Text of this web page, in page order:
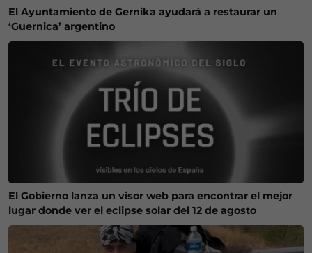
El Ayuntamiento de Gernika ayudará a restaurar un
‘Guernica’ argentino
El Gobierno lanza un visor web para encontrar el mejor
lugar donde ver el eclipse solar del 12 de agosto